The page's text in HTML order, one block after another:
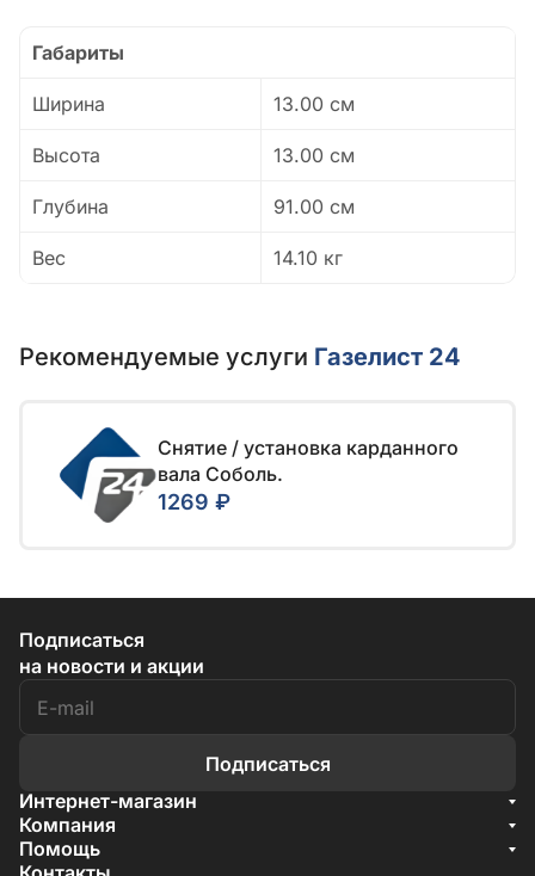
Габариты
Ширина 13.00 см
Высота 13.00 см
Глубина 91.00 см
Вес 14.10 кг
Рекомендуемые услуги Газелист 24
Снятие / установка карданного
вала Соболь.
1269 ₽
Подписаться
на новости и акции
Подписаться
Интернет-магазин
Акции
Бренды
Компания
О компании
Помощь